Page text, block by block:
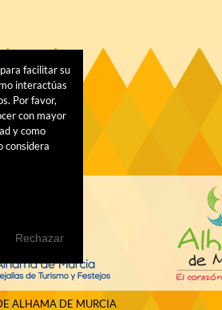
ALHAMA DE MURCIA
facilitar su
interactúas
Por favor,
con mayor
y como
considera
Rechazar